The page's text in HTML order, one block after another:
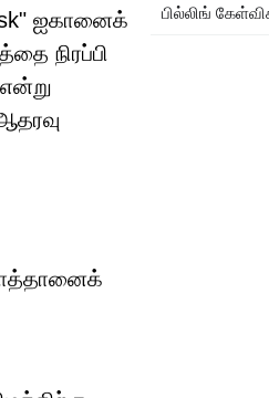
ஐகானைக்
நிரப்பி
பில்லிங்